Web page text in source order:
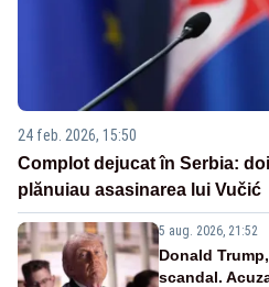
24 feb. 2026, 15:50
Complot dejucat în Serbia:
plănuiau asasinarea lui Vučić
5 aug. 2026, 21:52
Donald
scandal.